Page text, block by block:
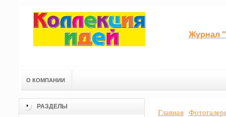
Журнал
О КОМПАНИИ
РАЗДЕЛЫ
Главная